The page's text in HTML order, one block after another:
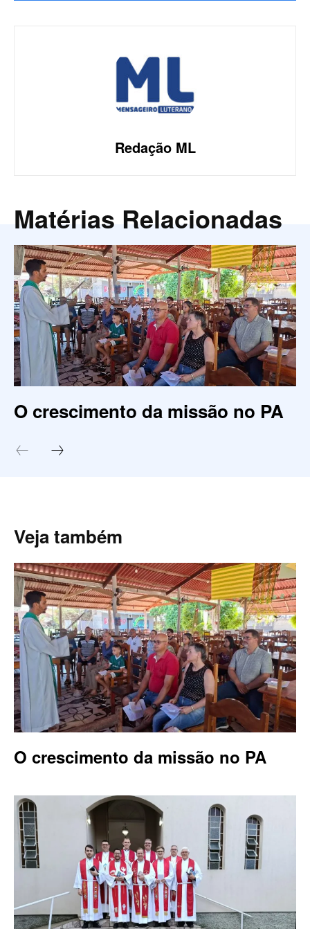
Redação ML
Matérias Relacionadas
O crescimento da missão no PA
Veja também
O crescimento da missão no PA